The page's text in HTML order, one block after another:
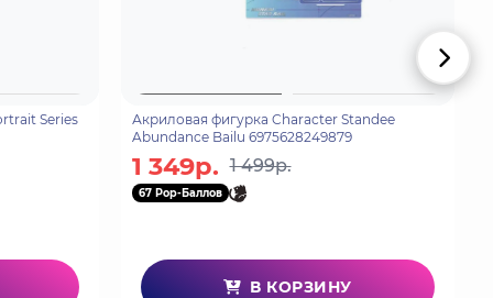
Series
Акриловая фигурка Character Standee
Abundance Bailu 6975628249879
1 349р. 1 499р.
67 Pop-Баллов
В КОРЗИНУ